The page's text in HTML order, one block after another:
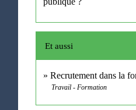
Et aussi
Recrutement dans la
Travail - Formation